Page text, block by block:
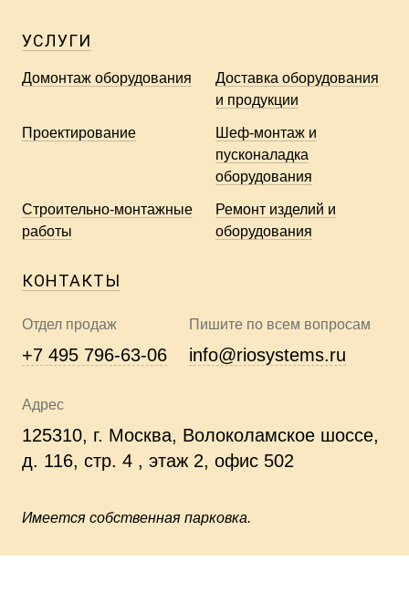
УСЛУГИ
Домонтаж оборудования
Доставка оборудования
и продукции
Проектирование
Шеф-монтаж и
пусконаладка
оборудования
Строительно-монтажные
работы
Ремонт изделий и
оборудования
КОНТАКТЫ
Отдел продаж
+7 495 796-63-06
Пишите по всем вопросам
info@riosystems.ru
Адрес
125310, г. Москва, Волоколамское шоссе,
д. 116, стр. 4 , этаж 2, офис 502
Имеется собственная парковка.